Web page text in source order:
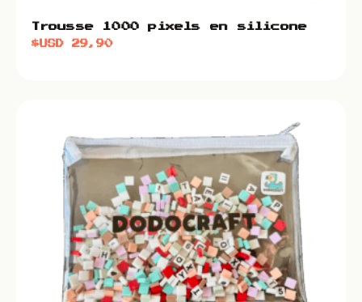
Trousse 1000 pixels en silicone
$USD29,90